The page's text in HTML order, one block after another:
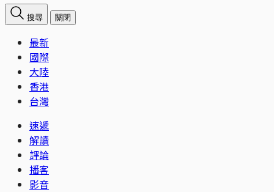
搜尋 關閉
最新
國際
大陸
香港
台灣
速遞
解讀
評論
播客
影音